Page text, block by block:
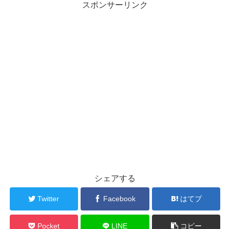
スポンサーリンク
シェアする
Twitter Facebook はてブ
Pocket LINE コピー